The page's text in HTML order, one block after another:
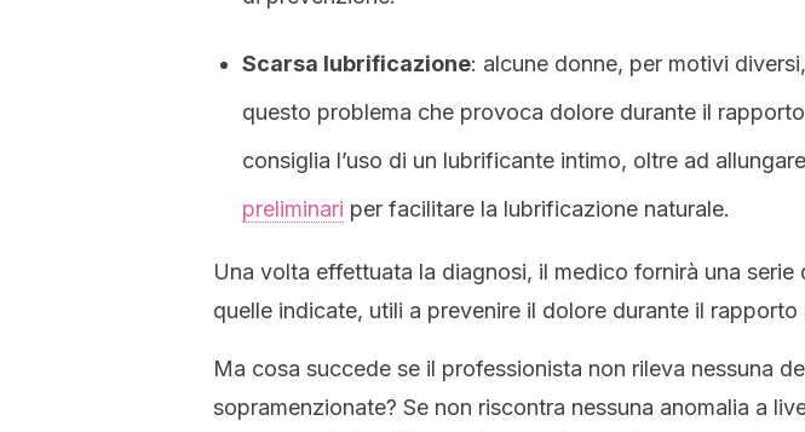
Scarsa lubrificazione: alcune donne, per motivi
questo problema che provoca dolore durante il
consiglia l’uso di un lubrificante intimo, oltre ad
preliminari per facilitare la lubrificazione naturale.
Una volta effettuata la diagnosi, il medico fornirà una serie
quelle indicate, utili a prevenire il dolore durante il rapporto
Ma cosa succede se il professionista non rileva nessuna
sopramenzionate? Se non riscontra nessuna anomalia a